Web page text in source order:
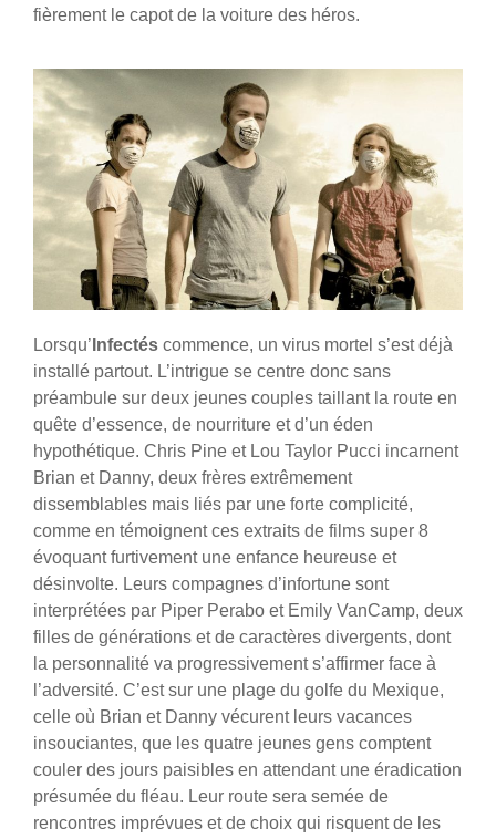
fièrement le capot de la voiture des héros.
Lorsqu’ Infectés commence, un virus mortel s’est déjà
installé partout. L’intrigue se centre donc sans
préambule sur deux jeunes couples taillant la route en
quête d’essence, de nourriture et d’un éden
hypothétique. Chris Pine et Lou Taylor Pucci incarnent
Brian et Danny, deux frères extrêmement
dissemblables mais liés par une forte complicité,
comme en témoignent ces extraits de films super 8
évoquant furtivement une enfance heureuse et
désinvolte. Leurs compagnes d’infortune sont
interprétées par Piper Perabo et Emily VanCamp, deux
filles de générations et de caractères divergents, dont
la personnalité va progressivement s’affirmer face à
l’adversité. C’est sur une plage du golfe du Mexique,
celle où Brian et Danny vécurent leurs vacances
insouciantes, que les quatre jeunes gens comptent
couler des jours paisibles en attendant une éradication
présumée du fléau. Leur route sera semée de
rencontres imprévues et de choix qui risquent de les